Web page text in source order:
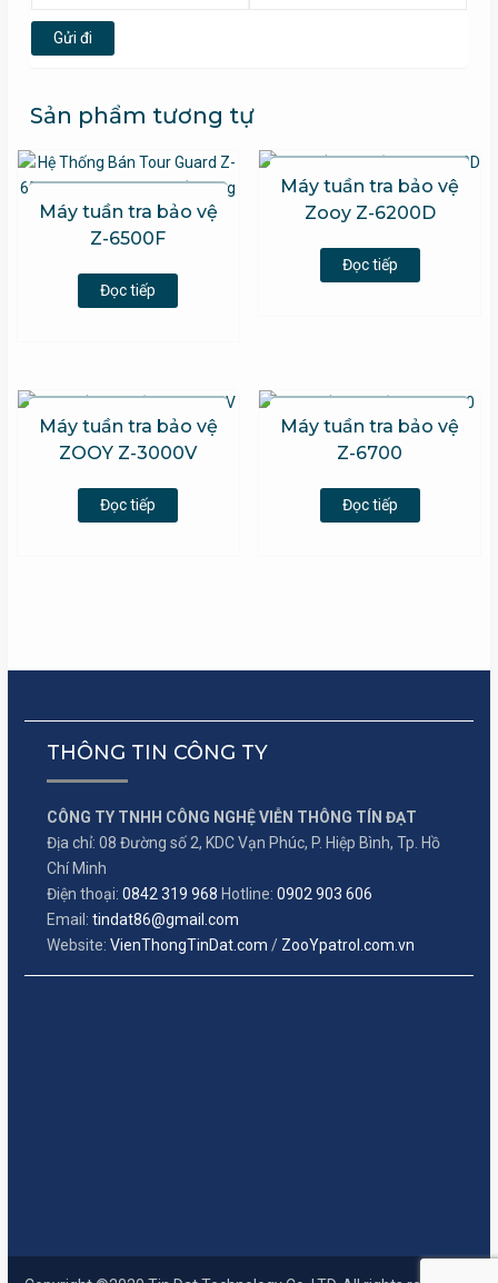
Sản phẩm tương tự
Máy tuần tra bảo vệ
Z-6500F
Đọc tiếp
Máy tuần tra bảo vệ
Zooy Z-6200D
Đọc tiếp
Máy tuần tra bảo vệ
ZOOY Z-3000V
Đọc tiếp
Máy tuần tra bảo vệ
Z-6700
Đọc tiếp
THÔNG TIN CÔNG TY
CÔNG TY TNHH CÔNG NGHỆ VIỄN THÔNG TÍN ĐẠT
Địa chỉ: 08 Đường số 2, KDC Vạn Phúc, P. Hiệp Bình, Tp. Hồ
Chí Minh
Điện thoại: 0842 319 968 Hotline: 0902 903 606
Email: tindat86@gmail.com
Website: VienThongTinDat.com / ZooYpatrol.com.vn